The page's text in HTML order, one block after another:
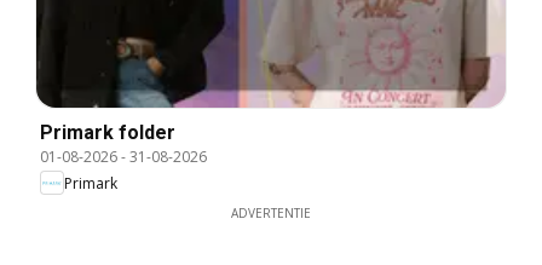
Primark folder
01-08-2026-31-08-2026
Primark
ADVERTENTIE